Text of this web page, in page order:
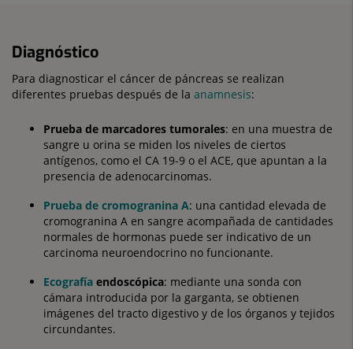
Diagnóstico
Para diagnosticar el cáncer de páncreas se realizan
diferentes pruebas después de la anamnesis:
Prueba de marcadores tumorales: en una muestra de
sangre u orina se miden los niveles de ciertos
antígenos, como el CA 19-9 o el ACE, que apuntan a la
presencia de adenocarcinomas.
Prueba de cromogranina A: una cantidad elevada de
cromogranina A en sangre acompañada de cantidades
normales de hormonas puede ser indicativo de un
carcinoma neuroendocrino no funcionante.
Ecografía endoscópica: mediante una sonda con
cámara introducida por la garganta, se obtienen
imágenes del tracto digestivo y de los órganos y tejidos
circundantes.